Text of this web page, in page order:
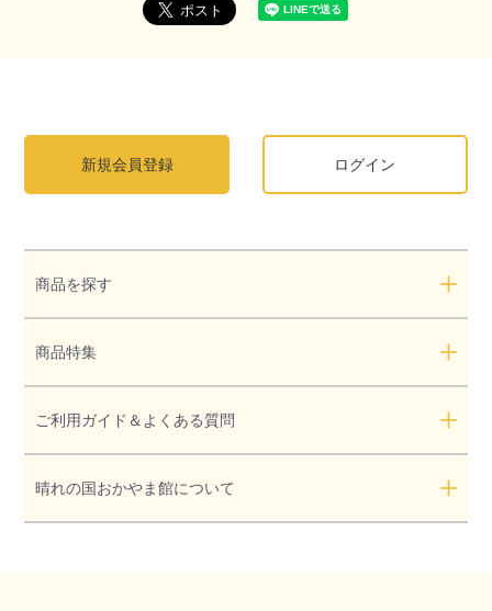
新規会員登録 ログイン
商品を探す
商品特集
ご利用ガイド＆よくある質問
晴れの国おかやま館について